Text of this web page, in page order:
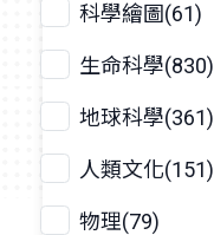
科學繪圖(61)
生命科學(830)
地球科學(361)
人類文化(151)
物理(79)